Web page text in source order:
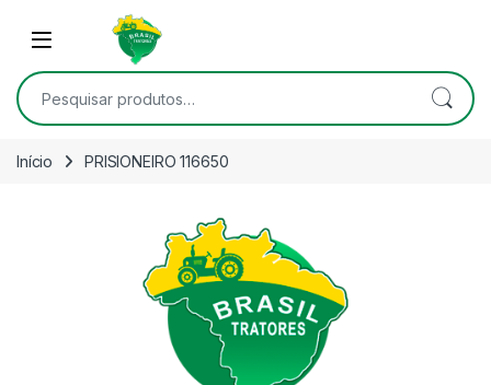
Skip to navigation
Open
Pesquisar por:
Início PRISIONEIRO 116650